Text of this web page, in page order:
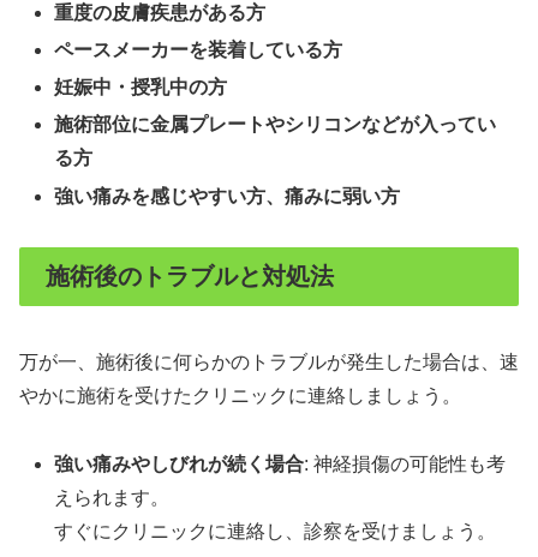
重度の皮膚疾患がある方
ペースメーカーを装着している方
妊娠中・授乳中の方
施術部位に金属プレートやシリコンなどが入ってい
る方
強い痛みを感じやすい方、痛みに弱い方
施術後のトラブルと対処法
万が一、施術後に何らかのトラブルが発生した場合は、速
やかに施術を受けたクリニックに連絡しましょう。
強い痛みやしびれが続く場合: 神経損傷の可能性も考
えられます。
すぐにクリニックに連絡し、診察を受けましょう。